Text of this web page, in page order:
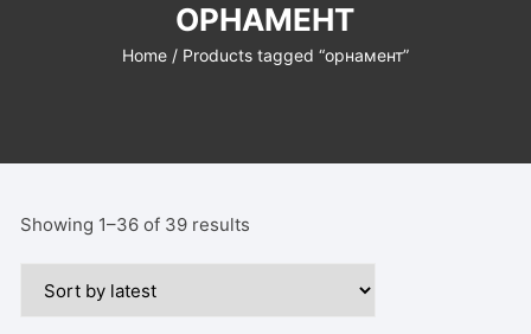
ОРНАМЕНТ
Home/ Products tagged “орнамент”
Showing 1–36 of 39 results